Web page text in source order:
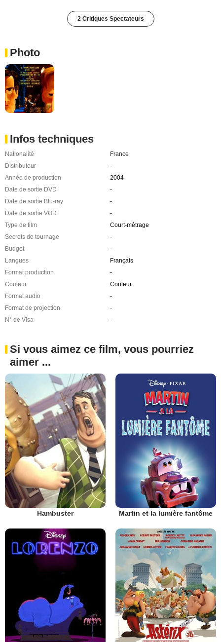
2 Critiques Spectateurs
Photo
Infos techniques
Nationalité
France
Distributeur
-
Année de production
2004
Date de sortie DVD
-
Date de sortie Blu-ray
-
Date de sortie VOD
-
Type de film
Court-métrage
Secrets de tournage
-
Budget
-
Langues
Français
Format production
-
Couleur
Couleur
Format audio
-
Format de projection
-
N° de Visa
-
Si vous aimez ce film, vous pourriez
aimer ...
Hambuster Martin et la lumière fantôme